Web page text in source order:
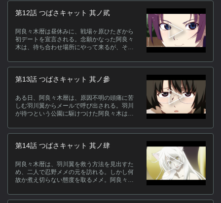
第12話 つばさキャット 其ノ貮
阿良々木暦は昼休みに、戦場ヶ原ひたぎから
初デートを宣言される。念願かなった阿良々
木は、待ち合わせ場所にやって来るが、そこ
第13話 つばさキャット 其ノ參
ある日、阿良々木暦は、原因不明の頭痛に苦
しむ羽川翼からメールで呼び出される。羽川
が待つという公園に駆けつけた阿良々木は、
第14話 つばさキャット 其ノ肆
阿良々木暦は、羽川翼を救う方法を見出すた
め、二人で忍野メメの元を訪れる。しかし何
故か煮え切らない態度を取るメメ。阿良々木
る。